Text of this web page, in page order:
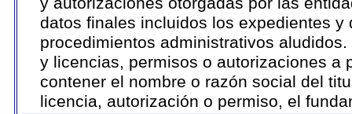
datos finales incluidos los expedientes
procedimientos administrativos
y licencias, permisos o autorizaciones a
contener el nombre o razón social del
licencia, autorización o permiso, el